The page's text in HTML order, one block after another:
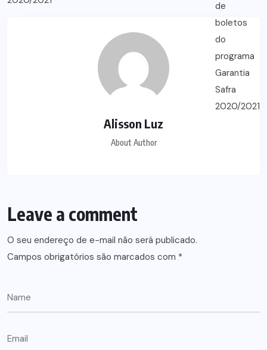
Alisson Luz
About Author
Leave a comment
O seu endereço de e-mail não será publicado.
Campos obrigatórios são marcados com *